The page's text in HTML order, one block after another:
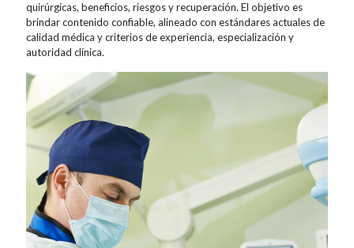
quirúrgicas, beneficios, riesgos y recuperación. El objetivo es
brindar contenido confiable, alineado con estándares actuales de
calidad médica y criterios de experiencia, especialización y
autoridad clínica.